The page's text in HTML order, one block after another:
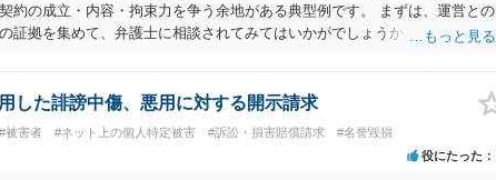
約の成立・内容・拘束力を争う余地がある典型例です。 まずは、運営との
証拠を集めて、弁護士に相談されてみてはいかがでしょうか。 また同時並
した誹謗中傷、悪用に対する開示請求
#被害者 #ネット上の個人特定被害 #訴訟・損害賠償請求 #名誉毀損
役にたった